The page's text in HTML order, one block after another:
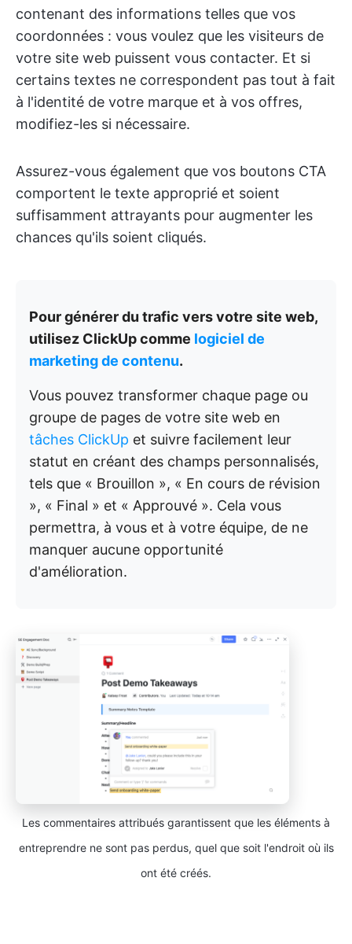
contenant des informations telles que vos
coordonnées : vous voulez que les visiteurs de
votre site web puissent vous contacter. Et si
certains textes ne correspondent pas tout à fait
à l'identité de votre marque et à vos offres,
modifiez-les si nécessaire.
Assurez-vous également que vos boutons CTA
comportent le texte approprié et soient
suffisamment attrayants pour augmenter les
chances qu'ils soient cliqués.
Pour générer du trafic vers votre site web,
utilisez ClickUp comme logiciel de
marketing de contenu.
Vous pouvez transformer chaque page ou
groupe de pages de votre site web en
tâches ClickUp et suivre facilement leur
statut en créant des champs personnalisés,
tels que « Brouillon », « En cours de révision
», « Final » et « Approuvé ». Cela vous
permettra, à vous et à votre équipe, de ne
manquer aucune opportunité
d'amélioration.
Les commentaires attribués garantissent que les éléments à
entreprendre ne sont pas perdus, quel que soit l'endroit où ils
ont été créés.